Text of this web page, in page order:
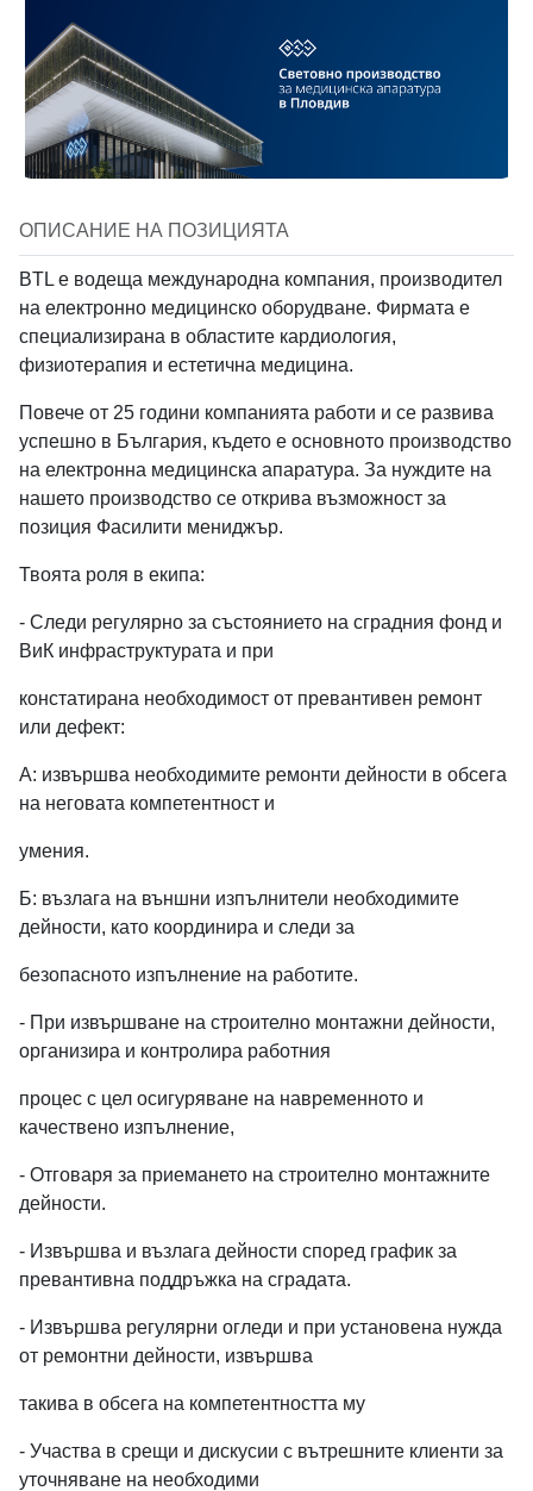
ОПИСАНИЕ НА ПОЗИЦИЯТА
BTL е водеща международна компания, производител
на електронно медицинско оборудване. Фирмата е
специализирана в областите кардиология,
физиотерапия и естетична медицина.
Повече от 25 години компанията работи и се развива
успешно в България, където е основното производство
на електронна медицинска апаратура. За нуждите на
нашето производство се открива възможност за
позиция Фасилити мениджър.
Твоята роля в екипа:
- Следи регулярно за състоянието на сградния фонд и
ВиК инфраструктурата и при
констатирана необходимост от превантивен ремонт
или дефект:
А: извършва необходимите ремонти дейности в обсега
на неговата компетентност и
умения.
Б: възлага на външни изпълнители необходимите
дейности, като координира и следи за
безопасното изпълнение на работите.
- При извършване на строително монтажни дейности,
организира и контролира работния
процес с цел осигуряване на навременното и
качествено изпълнение,
- Отговаря за приемането на строително монтажните
дейности.
- Извършва и възлага дейности според график за
превантивна поддръжка на сградата.
- Извършва регулярни огледи и при установена нужда
от ремонтни дейности, извършва
такива в обсега на компетентността му
- Участва в срещи и дискусии с вътрешните клиенти за
уточняване на необходими
+359
Имейл
данни на кандидати за работана BTL Industries
При кликане на "Изпрати" се съгласяваш с
Уведомлението относно обработване на лични данни.
Изпрати
Media type
No media Youtube video
Location
Job type*
Job Level
Job Visibility
Public
Only
Only
Job Salary Budget
Ref ID
Кликни тук за да запишеш видеото
Запиши видео
Industries
Имейл
Парола
* Паролата трябва да е поне 8 символа
При избиране на "Създай профил" се съгласяваш с
Условията за ползванеиПолитиките за поверителност
Създай профил
Вход с Google
Имейл
Парола
Забравена парола
Вход
ИЛИ
Вход с Google